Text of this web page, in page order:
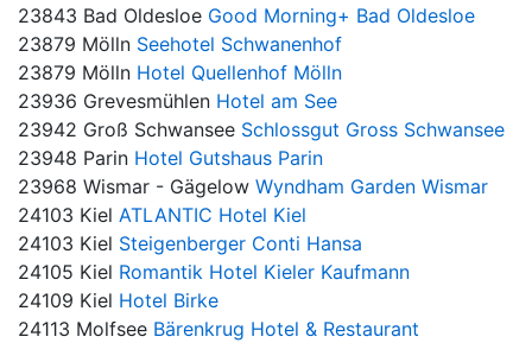
23843 Bad Oldesloe Good Morning+ Bad Oldesloe
23879 Mölln Seehotel Schwanenhof
23879 Mölln Hotel Quellenhof Mölln
23936 Grevesmühlen Hotel am See
23942 Groß Schwansee Schlossgut Gross Schwansee
23948 Parin Hotel Gutshaus Parin
23968 Wismar - Gägelow Wyndham Garden Wismar
24103 Kiel ATLANTIC Hotel Kiel
24103 Kiel Steigenberger Conti Hansa
24105 Kiel Romantik Hotel Kieler Kaufmann
24109 Kiel Hotel Birke
24113 Molfsee Bärenkrug Hotel & Restaurant